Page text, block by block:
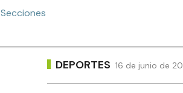
Secciones
DEPORTES 16 de junio de